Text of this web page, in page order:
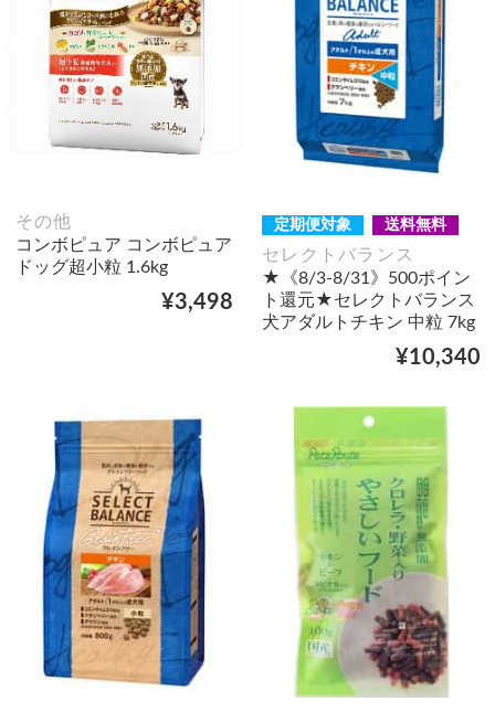
その他
コンボピュア コンボピュア
ドッグ超小粒 1.6kg
¥3,498
定期便対象 送料無料
セレクトバランス
★《8/3-8/31》500ポイン
ト還元★セレクトバランス
犬アダルトチキン 中粒 7kg
¥10,340